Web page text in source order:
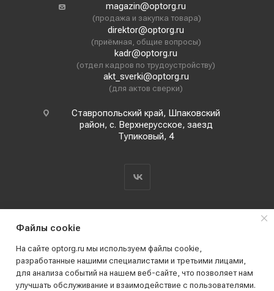
magazin@optorg.ru
(продажа и закупка товара)
direktor@optorg.ru
(приёмная, общие вопросы)
kadr@optorg.ru
(отдел кадров по трудоустройству)
akt_sverki@optorg.ru
(для актов сверки)
Ставропольский край, Шпаковский
район, с. Верхнерусское, заезд
Тупиковый, 4
2019 - 2026 © АО КПК "Ставропольстройопторг"
Все права защищены
Файлы cookie
На сайте optorg.ru мы используем файлы cookie,
разработанные нашими специалистами и третьими лицами,
для анализа событий на нашем веб-сайте, что позволяет нам
улучшать обслуживание и взаимодействие с пользователями.